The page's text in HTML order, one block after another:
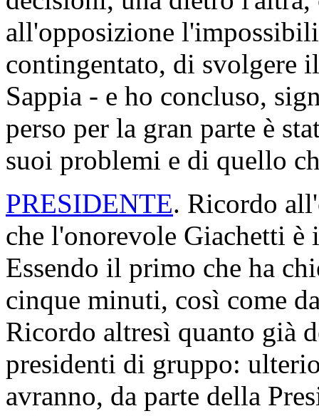
all'opposizione
contingentato, di svolgere
Sappia - e ho concluso,
perso per la gran parte è
suoi problemi e di quello
PRESIDENTE. Ricordo
che l'onorevole Giachetti è
Essendo il primo che ha
cinque minuti, così come
Ricordo altresì quanto già
presidenti di gruppo:
avranno, da parte della